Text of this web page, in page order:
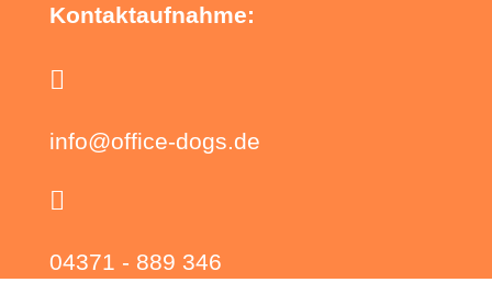
Kontaktaufnahme:

info@office-dogs.de

04371 - 889 346